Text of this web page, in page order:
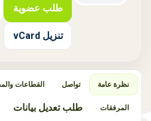
طلب عضوية
تنزيل vCard
نظرة عامة تواصل القطاعات
المرفقات طلب تعديل بيانات